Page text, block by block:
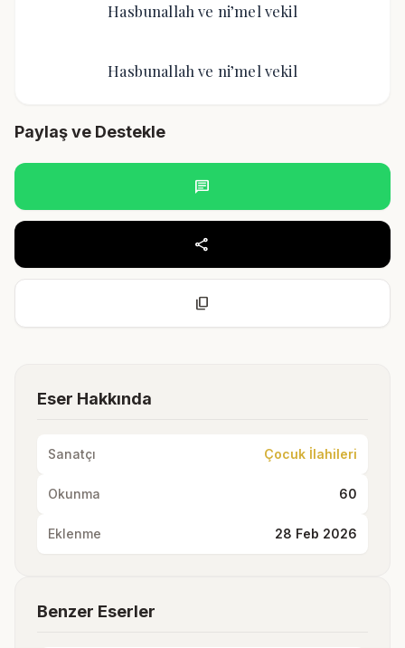
Hasbunallah ve ni’mel vekil
Hasbunallah ve ni’mel vekil
Paylaş ve Destekle
chat
share
content_copy
Eser Hakkında
Sanatçı Çocuk İlahileri
Okunma 60
Eklenme 28 Feb 2026
Benzer Eserler